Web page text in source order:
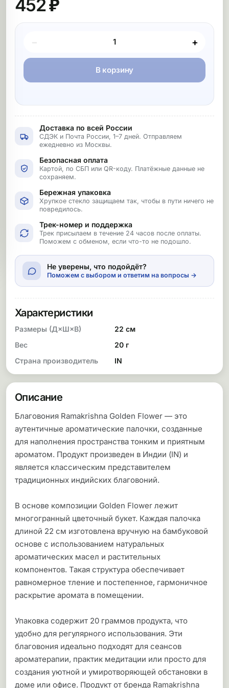
452 ₽
Покупка товара
− +
В корзину
Доставка по всей России
СДЭК и Почта России, 1–7 дней. Отправляем
ежедневно из Москвы.
Безопасная оплата
Картой, по СБП или QR-коду. Платёжные данные не
сохраняем.
Бережная упаковка
Хрупкое стекло защищаем так, чтобы в пути ничего не
повредилось.
Трек-номер и поддержка
Трек присылаем в течение 24 часов после оплаты.
Поможем с обменом, если что-то не подошло.
Не уверены, что подойдёт?
Поможем с выбором и ответим на вопросы →
Характеристики
Размеры (Д×Ш×В)
22 см
Вес
20 г
Страна производитель
IN
Описание
Благовония Ramakrishna Golden Flower — это
аутентичные ароматические палочки, созданные
для наполнения пространства тонким и приятным
ароматом. Продукт произведен в Индии (IN) и
является классическим представителем
традиционных индийских благовоний.
В основе композиции Golden Flower лежит
многогранный цветочный букет. Каждая палочка
длиной 22 см изготовлена вручную на бамбуковой
основе с использованием натуральных
ароматических масел и растительных
компонентов. Такая структура обеспечивает
равномерное тление и постепенное, гармоничное
раскрытие аромата в помещении.
Упаковка содержит 20 граммов продукта, что
удобно для регулярного использования. Эти
благовония идеально подходят для сеансов
ароматерапии, практик медитации или просто для
создания уютной и умиротворяющей обстановки в
доме или офисе. Продукт от бренда Ramakrishna